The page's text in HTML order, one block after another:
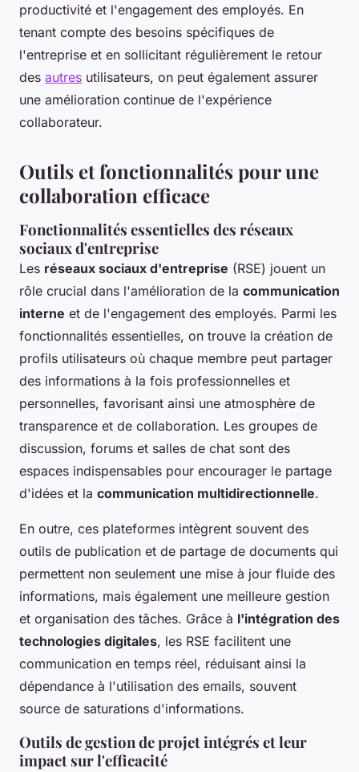
productivité et l'engagement des employés. En
tenant compte des besoins spécifiques de
l'entreprise et en sollicitant régulièrement le retour
des autres utilisateurs, on peut également assurer
une amélioration continue de l'expérience
collaborateur.
Outils et fonctionnalités pour une
collaboration efficace
Fonctionnalités essentielles des réseaux
sociaux d'entreprise
Les réseaux sociaux d'entreprise (RSE) jouent un
rôle crucial dans l'amélioration de la communication
interne et de l'engagement des employés. Parmi les
fonctionnalités essentielles, on trouve la création de
profils utilisateurs où chaque membre peut partager
des informations à la fois professionnelles et
personnelles, favorisant ainsi une atmosphère de
transparence et de collaboration. Les groupes de
discussion, forums et salles de chat sont des
espaces indispensables pour encourager le partage
d'idées et la communication multidirectionnelle.
En outre, ces plateformes intègrent souvent des
outils de publication et de partage de documents qui
permettent non seulement une mise à jour fluide des
informations, mais également une meilleure gestion
et organisation des tâches. Grâce à l'intégration des
technologies digitales, les RSE facilitent une
communication en temps réel, réduisant ainsi la
dépendance à l'utilisation des emails, souvent
source de saturations d'informations.
Outils de gestion de projet intégrés et leur
impact sur l'efficacité